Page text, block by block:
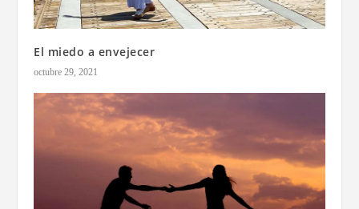
El miedo a envejecer
octubre 29, 2021